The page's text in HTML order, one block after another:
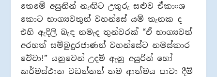
තෙමේ අසුනින් නැඟිට උතුරු සළුව ඒකාංශ
කොට භාග්‍යවතුන් වහන්සේ යම් තැනක ද
එහි ඇදිලි බැඳ නමැද තුන්වරක් “ඒ භාග්‍යවත්
අරහත් සම්බුදුරජාණන් වහන්සේට නමස්කාර
වේවා!” යනුවෙන් උදම් ඇනූ අයුරින් හෝ
කර්මස්ථාන වඩන්නන් තම ආත්මය පාවා දීම්